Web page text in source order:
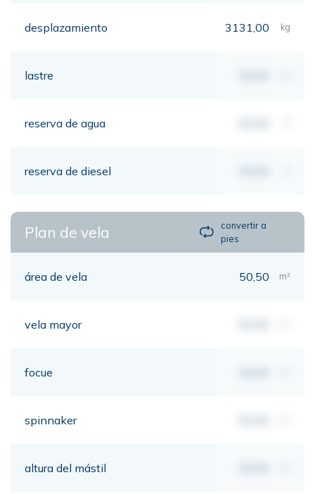
desplazamiento 3131,00 kg
lastre
reserva de agua
reserva de diesel
Plan de vela
convertir a
pies
área de vela 50,50 m²
vela mayor
focue
spinnaker
altura del mástil